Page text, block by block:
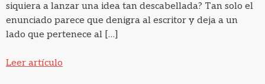
siquiera a lanzar una idea tan descabellada? Tan solo el
enunciado parece que denigra al escritor y deja a un
lado que pertenece al […]
Leer artículo